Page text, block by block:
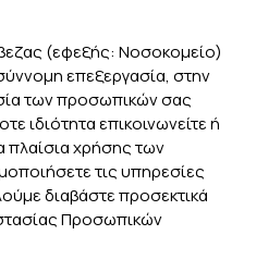
(εφεξής: Νοσοκομείο)
επεξεργασία, στην
των προσωπικών σας
ιδιότητα επικοινωνείτε ή
πλαίσια χρήσης των
τις υπηρεσίες
διαβάστε προσεκτικά
Προσωπικών